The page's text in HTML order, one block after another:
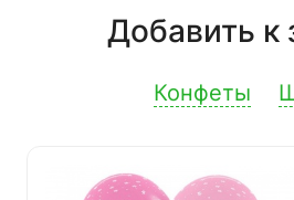
Добавить к
Конфеты